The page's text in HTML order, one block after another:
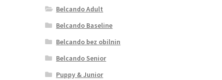
Belcando Adult
Belcando Baseline
Belcando bez obilnin
Belcando Senior
Puppy & Junior